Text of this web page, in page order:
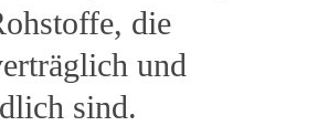
die
und
sind.